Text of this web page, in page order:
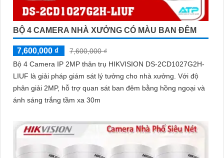
BỘ 4 CAMERA NHÀ XƯỞNG CÓ MÀU BAN ĐÊM
7,600,000 ₫
7,600,000 ₫
Bộ 4 Camera IP 2MP thân trụ HIKVISION DS-2CD1027G2H-
LIUF là giải pháp giám sát lý tưởng cho nhà xưởng. Với độ
phân giải 2MP, hỗ trợ quan sát ban đêm bằng hồng ngoại và
ánh sáng trắng tầm xa 30m